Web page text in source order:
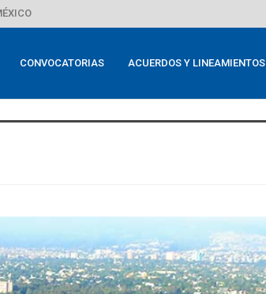
CONVOCATORIAS ACUERDOS Y LINEAMIENTOS